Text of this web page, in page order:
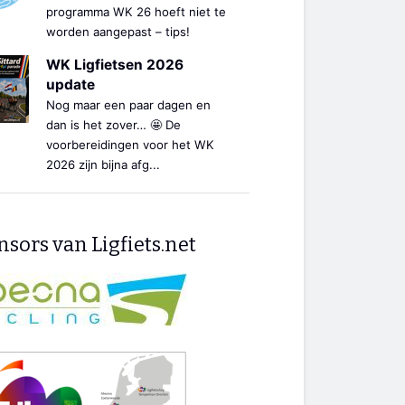
programma WK 26 hoeft niet te
worden aangepast – tips!
WK Ligfietsen 2026
update
Nog maar een paar dagen en
dan is het zover… 🤩 De
voorbereidingen voor het WK
2026 zijn bijna afg...
van Ligfiets.net